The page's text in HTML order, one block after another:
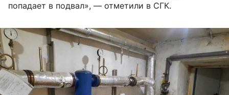
попадает в подвал», — отметили в СГК.